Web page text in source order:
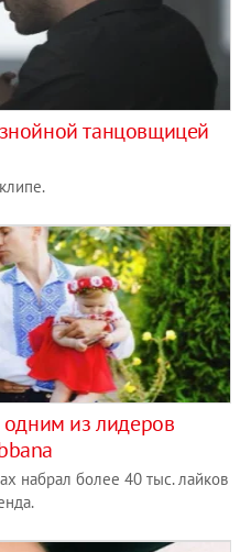
танцовщицей
одним из лидеров
набрал более 40 тыс. лайков